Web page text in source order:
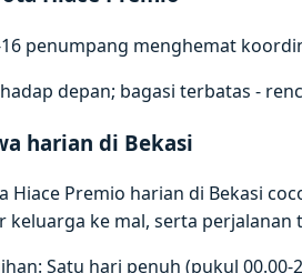
penumpang menghemat
depan; bagasi terbatas -
harian di Bekasi
Hiace Premio harian di Bekasi
keluarga ke mal, serta perjalanan
Satu hari penuh (pukul 00.00-